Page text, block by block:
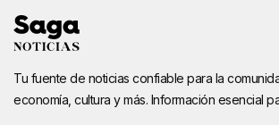
Tu fuente de noticias confiable para la
economía, cultura y más. Información esencial